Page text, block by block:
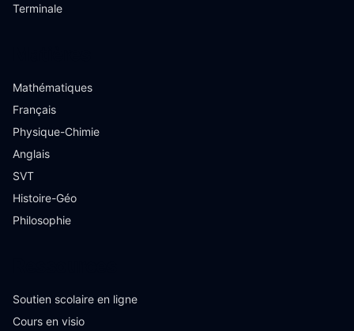
Terminale
Mathématiques
Français
Physique-Chimie
Anglais
SVT
Histoire-Géo
Philosophie
Soutien scolaire en ligne
Cours en visio